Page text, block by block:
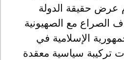
عرض حقيقة الدولة
الصراع مع الصهيونية
الإسلامية في
تركيبة سياسية معقدة